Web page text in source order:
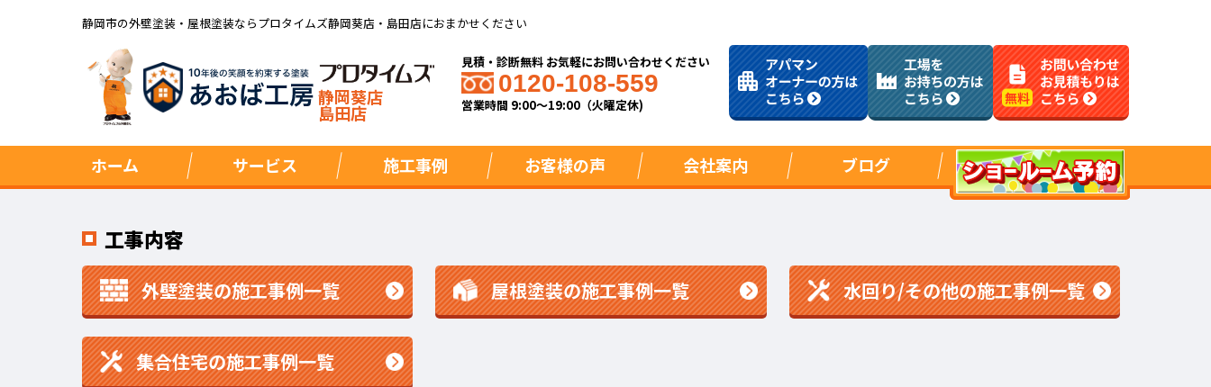
静岡市の外壁塗装・屋根塗装ならプロタイムズ静岡葵店・島田店におまかせください
静岡葵店
島田店
見積・診断無料 お気軽にお問い合わせください
0120-108-559
営業時間 9:00～19:00（火曜定休)
ホーム サービス 施工事例 お客様の声 会社案内 ブログ
工事内容
外壁塗装の施工事例一覧 屋根塗装の施工事例一覧 水回り/その他の施工事例一覧
集合住宅の施工事例一覧